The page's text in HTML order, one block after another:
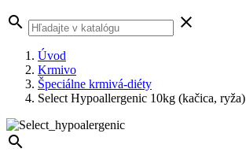
search clear
Úvod
Krmivo
Špeciálne krmivá-diéty
Select Hypoallergenic 10kg (kačica, ryža)
search